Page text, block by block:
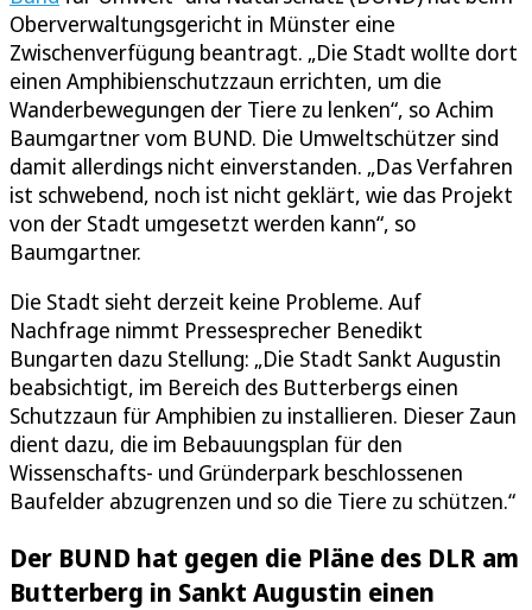
Oberverwaltungsgericht in Münster eine
Zwischenverfügung beantragt. „Die Stadt wollte dort
einen Amphibienschutzzaun errichten, um die
Wanderbewegungen der Tiere zu lenken“, so Achim
Baumgartner vom BUND. Die Umweltschützer sind
damit allerdings nicht einverstanden. „Das Verfahren
ist schwebend, noch ist nicht geklärt, wie das Projekt
von der Stadt umgesetzt werden kann“, so
Baumgartner.
Die Stadt sieht derzeit keine Probleme. Auf
Nachfrage nimmt Pressesprecher Benedikt
Bungarten dazu Stellung: „Die Stadt Sankt Augustin
beabsichtigt, im Bereich des Butterbergs einen
Schutzzaun für Amphibien zu installieren. Dieser Zaun
dient dazu, die im Bebauungsplan für den
Wissenschafts- und Gründerpark beschlossenen
Baufelder abzugrenzen und so die Tiere zu schützen.“
Der BUND hat gegen die Pläne des DLR am
Butterberg in Sankt Augustin einen